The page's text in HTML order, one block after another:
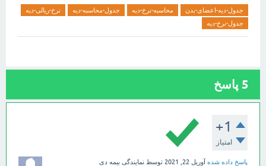
جدول-دیه-اعضای-بدن محاسبه-نرخ-دیه جدول-محاسبه-دیه
نرخ-ریالی-دیه
جدول-نرخ-دیه
5 پاسخ
+1
امتیاز
پاسخ داده شده آوریل 22, 2021 توسط نمایندگی بیمه دی